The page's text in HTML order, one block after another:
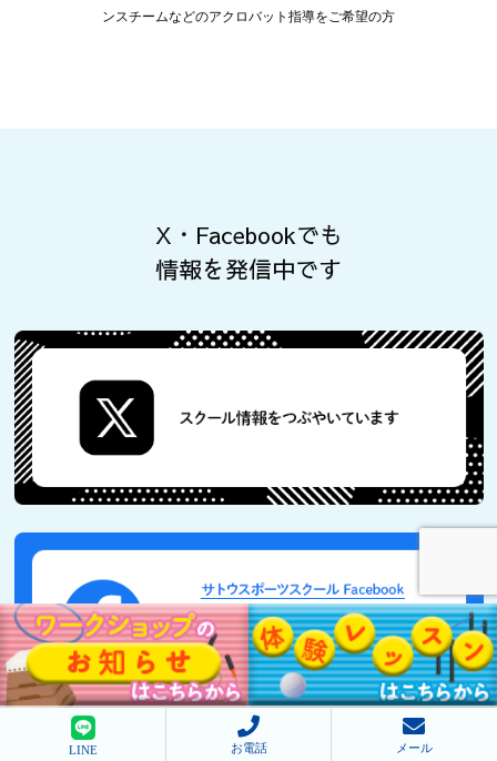
ンスチームなどのアクロバット指導をご希望の方
X・Facebookでも
情報を発信中です
LINE お電話 メール